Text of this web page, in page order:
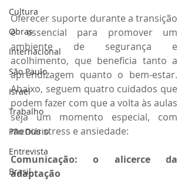
Cultura
Obras
Internacional
São Paulo
Israel
Trabalho
Pão Diário
Entrevista
Brasil
Oferecer suporte durante a transição
é essencial para promover um
ambiente de segurança e
acolhimento, que beneficia tanto a
aprendizagem quanto o bem-estar.
Abaixo, seguem quatro cuidados que
podem fazer com que a volta às aulas
seja um momento especial, com
menos stress e ansiedade:
Comunicação: o alicerce da
adaptação